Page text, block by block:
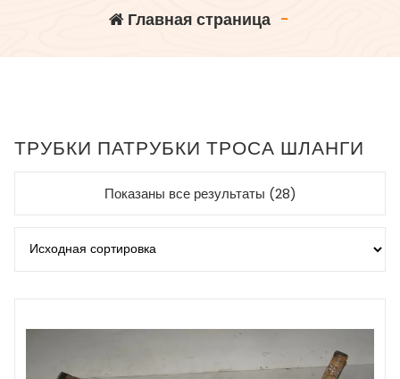
Главная страница-
ТРУБКИ ПАТРУБКИ ТРОСА ШЛАНГИ
Показаны все результаты (28)